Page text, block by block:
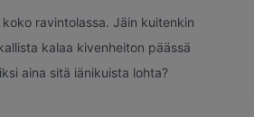
ravintolassa. Jäin kuitenkin
kalaa kivenheiton päässä
aina sitä iänikuista lohta?